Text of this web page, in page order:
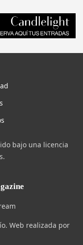
bajo una licencia
Web realizada por